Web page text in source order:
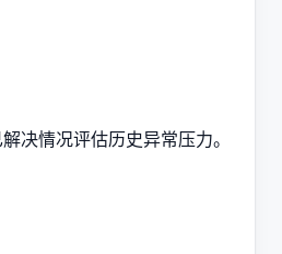
决情况评估历史异常压力。